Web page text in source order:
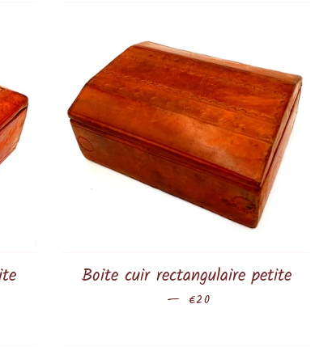
Boite cuir rectangulaire petite
— Prix régulier
€20